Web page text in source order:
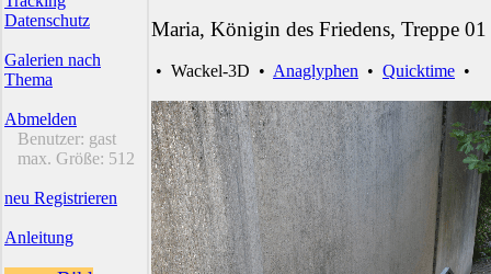
Datenschutz
Galerien nach
Thema
Abmelden
Benutzer: gast
max. Größe: 512
neu Registrieren
Anleitung
Maria, Königin des Friedens, Treppe 01
• Wackel-3D • Anaglyphen • Quicktime •